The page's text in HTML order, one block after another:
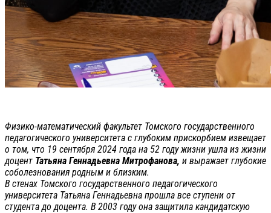
Физико-математический факультет Томского государственного
педагогического университета с глубоким прискорбием извещает
о том, что 19 сентября 2024 года на 52 году жизни ушла из жизни
доцент Татьяна Геннадьевна Митрофанова, и выражает глубокие
соболезнования родным и близким.
В стенах Томского государственного педагогического
университета Татьяна Геннадьевна прошла все ступени от
студента до доцента. В 2003 году она защитила кандидатскую